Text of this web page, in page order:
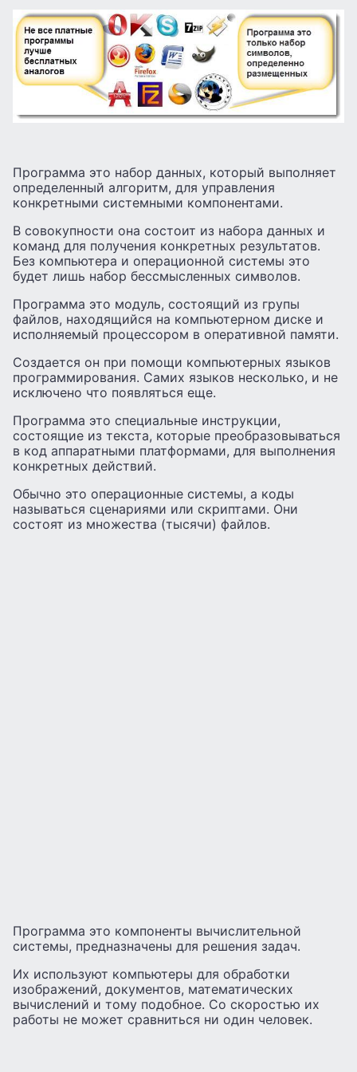
Программа это набор данных, который выполняет
определенный алгоритм, для управления
конкретными системными компонентами.
В совокупности она состоит из набора данных и
команд для получения конкретных результатов.
Без компьютера и операционной системы это
будет лишь набор бессмысленных символов.
Программа это модуль, состоящий из групы
файлов, находящийся на компьютерном диске и
исполняемый процессором в оперативной памяти.
Создается он при помощи компьютерных языков
программирования. Самих языков несколько, и не
исключено что появляться еще.
Программа это специальные инструкции,
состоящие из текста, которые преобразовываться
в код аппаратными платформами, для выполнения
конкретных действий.
Обычно это операционные системы, а коды
называться сценариями или скриптами. Они
состоят из множества (тысячи) файлов.
Программа это компоненты вычислительной
системы, предназначены для решения задач.
Их используют компьютеры для обработки
изображений, документов, математических
вычислений и тому подобное. Со скоростью их
работы не может сравниться ни один человек.